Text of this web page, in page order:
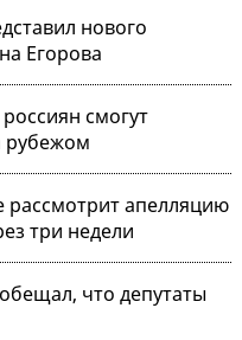
нового
Егорова
смогут
рубежом
рассмотрит апелляцию
три недели
что депутаты